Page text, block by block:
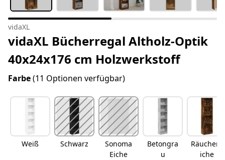
vidaXL
vidaXL Bücherregal Altholz-Optik
40x24x176 cm Holzwerkstoff
Farbe(11 Optionen verfügbar)
Weiß Schwarz
Sonoma
Eiche
Betongra
u
Räuchere
iche